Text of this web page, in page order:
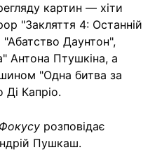
картин — хіти
"Закляття 4: Останній
Даунтон",
Антона Птушкіна, а
"Одна битва за
Ді Капріо.
Фокусу розповідає
Пушкаш.